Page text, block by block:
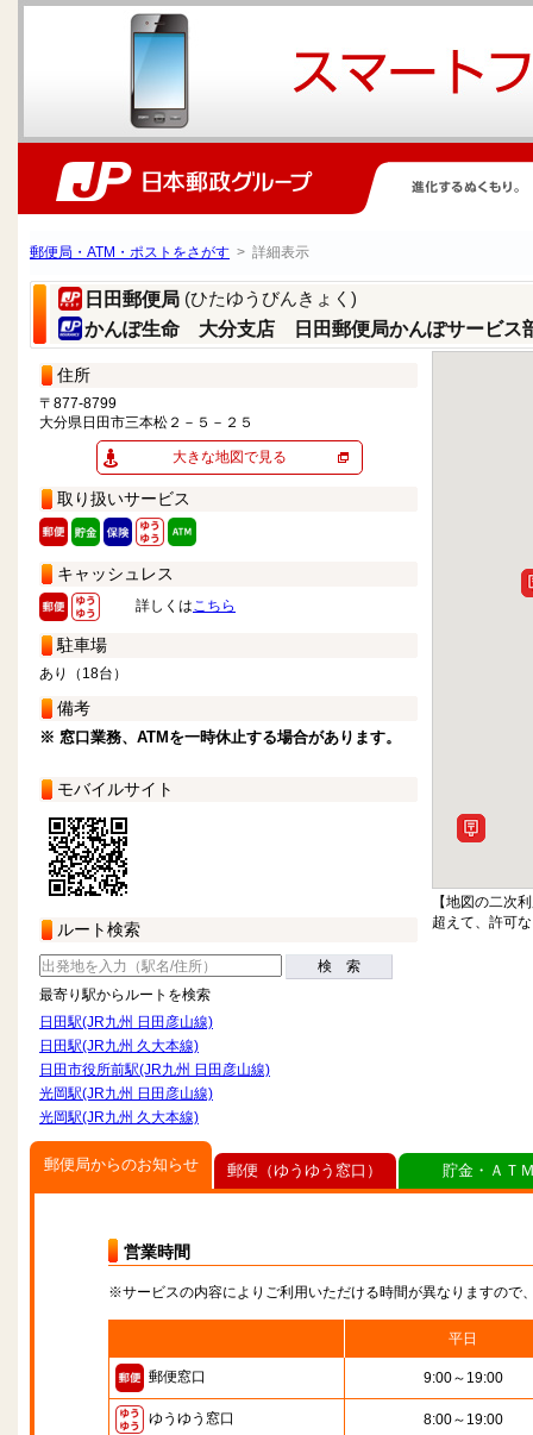
郵便局・ATM・ポストをさがす > 詳細表示
日田郵便局 (ひたゆうびんきょく)
かんぽ生命 大分支店 日田郵便局かんぽサービス
住所
〒877-8799
大分県日田市三本松２－５－２５
大きな地図で見る
取り扱いサービス
キャッシュレス
詳しくはこちら
駐車場
あり（18台）
備考
※ 窓口業務、ATMを一時休止する場合があります。
モバイルサイト
ルート検索
検 索
最寄り駅からルートを検索
日田駅(JR九州 日田彦山線)
日田駅(JR九州 久大本線)
日田市役所前駅(JR九州 日田彦山線)
光岡駅(JR九州 日田彦山線)
光岡駅(JR九州 久大本線)
【地図の二次
超えて、許可
郵便局からのお知らせ
営業時間
※サービスの内容によりご利用いただける時間が異なりますので
平日
郵便窓口 9:00～19:00
ゆうゆう窓口 8:00～19:00
郵便（ゆうゆう窓口） 貯金・ＡＴ